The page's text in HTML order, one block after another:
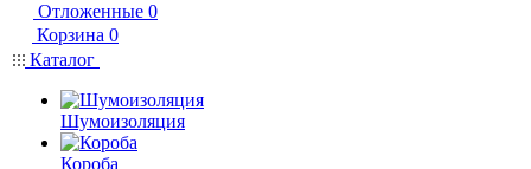
Отложенные 0
Корзина 0
Каталог
Шумоизоляция
Короба